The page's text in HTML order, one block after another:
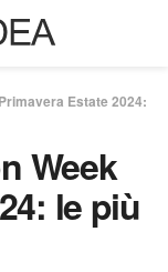
Estate 2024:
Week
le più